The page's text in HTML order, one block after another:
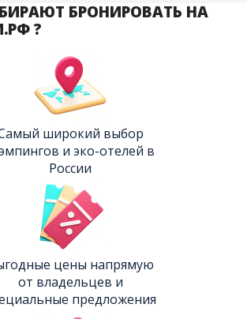
БРОНИРОВАТЬ НА
?
широкий выбор
и эко-отелей в
России
цены напрямую
от владельцев и
предложения